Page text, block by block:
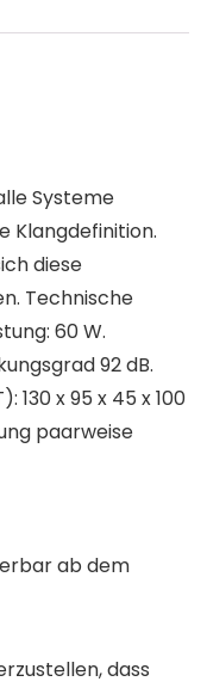
Systeme
Klangdefinition.
diese
Technische
60 W.
92 dB.
130 x 95 x 45 x 100
paarweise
ab dem
dass